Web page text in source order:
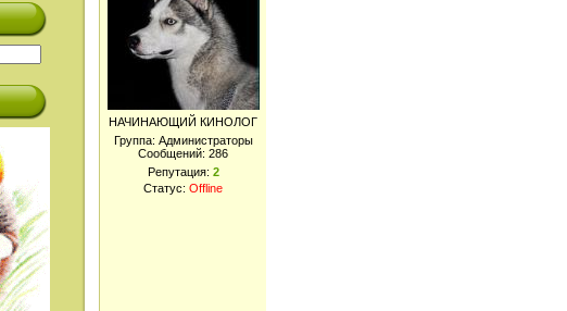
НАЧИНАЮЩИЙ КИНОЛОГ
Группа: Администраторы
Сообщений: 286
Репутация: 2
Статус: Offline